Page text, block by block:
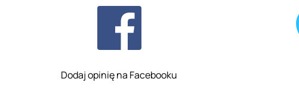
Dodaj opinię na Facebooku